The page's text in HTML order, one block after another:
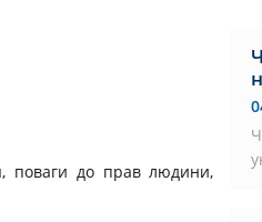
поваги до прав людини,